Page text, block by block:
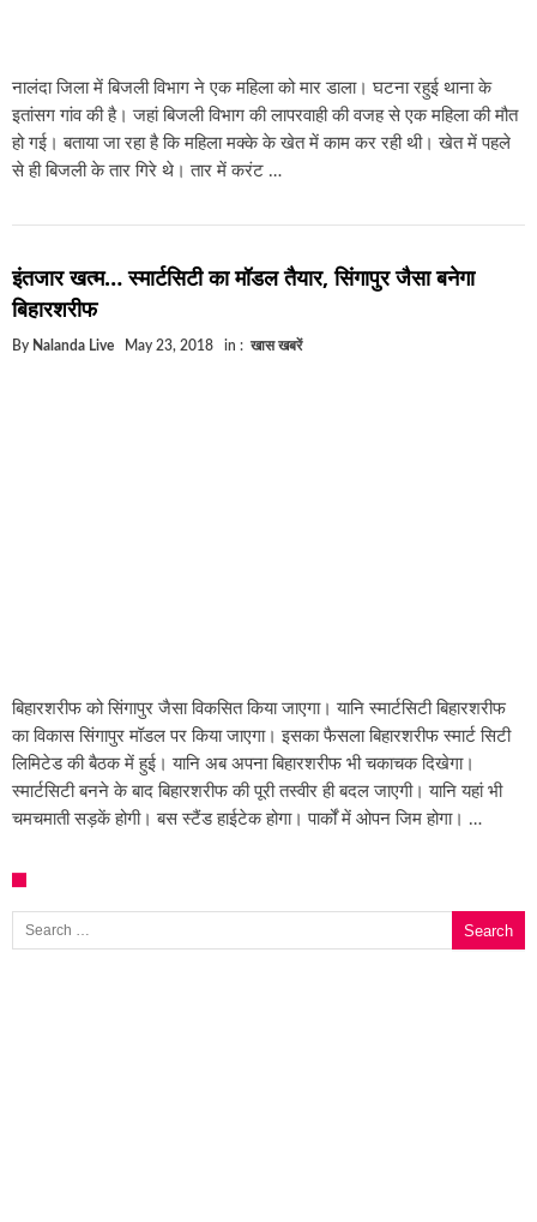
नालंदा जिला में बिजली विभाग ने एक महिला को मार डाला। घटना रहुई थाना के
इतांसग गांव की है। जहां बिजली विभाग की लापरवाही की वजह से एक महिला की मौत
हो गई। बताया जा रहा है कि महिला मक्के के खेत में काम कर रही थी। खेत में पहले
से ही बिजली के तार गिरे थे। तार में करंट …
इंतजार खत्म… स्मार्टसिटी का मॉडल तैयार, सिंगापुर जैसा बनेगा
बिहारशरीफ
By Nalanda Live May 23, 2018 in : खास खबरें
बिहारशरीफ को सिंगापुर जैसा विकसित किया जाएगा। यानि स्मार्टसिटी बिहारशरीफ
का विकास सिंगापुर मॉडल पर किया जाएगा। इसका फैसला बिहारशरीफ स्मार्ट सिटी
लिमिटेड की बैठक में हुई। यानि अब अपना बिहारशरीफ भी चकाचक दिखेगा।
स्मार्टसिटी बनने के बाद बिहारशरीफ की पूरी तस्वीर ही बदल जाएगी। यानि यहां भी
चमचमाती सड़कें होगी। बस स्टैंड हाईटेक होगा। पार्कों में ओपन जिम होगा। …
Search for: